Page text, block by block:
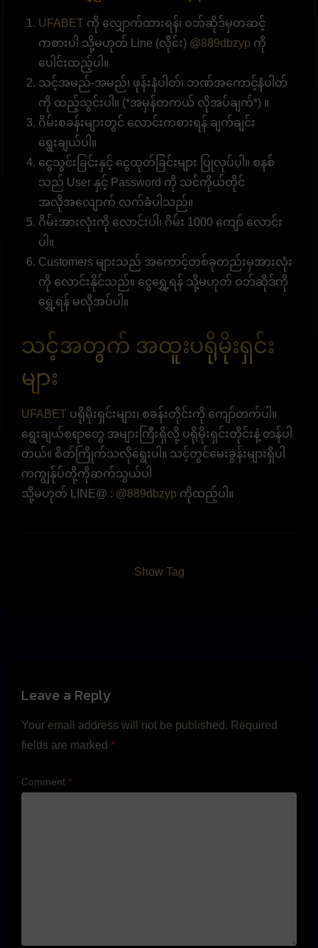
UFABET ကို လျှောက်ထားရန်၊ ဝဘ်ဆိုဒ်မှတဆင့်
ကစားပါ သို့မဟုတ် Line (လိုင်း) @889dbzyp ကို
ပေါင်းထည့်ပါ။
သင့်အမည်-အမည်၊ ဖုန်းနံပါတ်၊ ဘဏ်အကောင့်နံပါတ်
ကို ထည့်သွင်းပါ။ (*အမှန်တကယ် လိုအပ်ချက်*) ။
ဂိမ်းစခန်းများတွင် လောင်းကစားရန် ချက်ချင်း
ရွေးချယ်ပါ။
ငွေသွင်းခြင်းနှင့် ငွေထုတ်ခြင်းများ ပြုလုပ်ပါ။ စနစ်
သည် User နှင့် Password ကို သင်ကိုယ်တိုင်
အလိုအလျောက် လက်ခံပါသည်။
ဂိမ်းအားလုံးကို လောင်းပါ၊ ဂိမ်း 1000 ကျော် လောင်း
ပါ။
Customers များသည် အကောင့်တစ်ခုတည်းမှအားလုံး
ကို လောင်းနိုင်သည်။ ငွေရွှေ့ရန် သို့မဟုတ် ဝဘ်ဆိုဒ်ကို
ရွှေ့ရန် မလိုအပ်ပါ။
သင့်အတွက် အထူးပရိုမိုးရှင်း
များ
UFABET ပရိုမိုးရှင်းများ၊ စခန်းတိုင်းကို ကျော်တက်ပါ။
ရွေးချယ်စရာတွေ အများကြီးရှိလို့ ပရိုမိုးရှင်းတိုင်းနဲ့ တန်ပါ
တယ်။ စိတ်ကြိုက်သလိုရွေးပါ။ သင့်တွင်မေးခွန်းများရှိပါ
ကကျွန်ုပ်တို့ကိုဆက်သွယ်ပါ
သို့မဟုတ် LINE@ : @889dbzyp ကိုထည့်ပါ။
Show Tag
Leave a Reply
Your email address will not be published. Required
fields are marked *
Comment *